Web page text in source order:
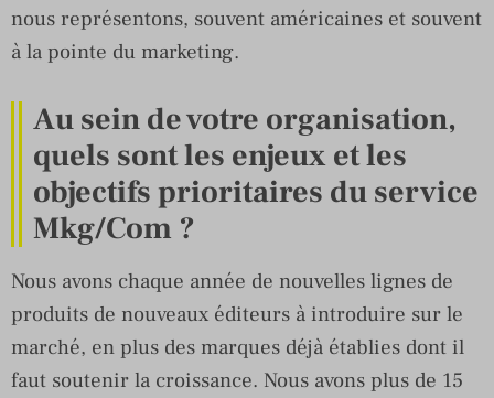
nous représentons, souvent américaines et souvent
à la pointe du marketing.
Au sein de votre organisation,
quels sont les enjeux et les
objectifs prioritaires du service
Mkg/Com ?
Nous avons chaque année de nouvelles lignes de
produits de nouveaux éditeurs à introduire sur le
marché, en plus des marques déjà établies dont il
faut soutenir la croissance. Nous avons plus de 15